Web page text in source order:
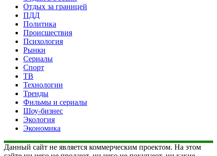
Отдых за границей
ПДД
Политика
Происшествия
Психология
Рынки
Сериалы
Спорт
ТВ
Технологии
Тренды
Фильмы и сериалы
Шоу-бизнес
Экология
Экономика
Данный сайт не является коммерческим проектом. На этом